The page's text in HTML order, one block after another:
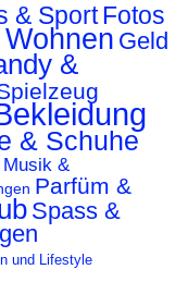
& SportFotos
Geld
&
& Schuhe
Musik &
Parfüm &
Spass &
und Lifestyle